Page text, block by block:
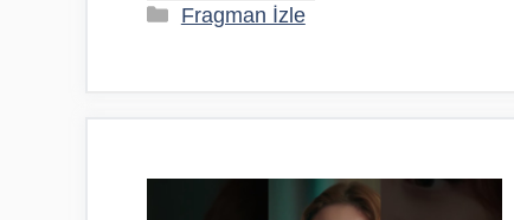
Kategoriler
Fragman İzle